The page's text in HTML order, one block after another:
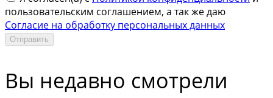
пользовательским соглашением, а так же даю
Согласие на обработку персональных данных
Отправить
Вы недавно смотрели